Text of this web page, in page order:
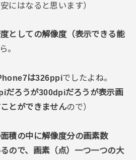
にはなると思います）
としての解像度（表示できる能
。
は326ppiでしたよね。
だろうが300dpiだろうが表示画
とができませんので）
積の中に解像度分の画素数
ので、画素（点）一つ一つの大